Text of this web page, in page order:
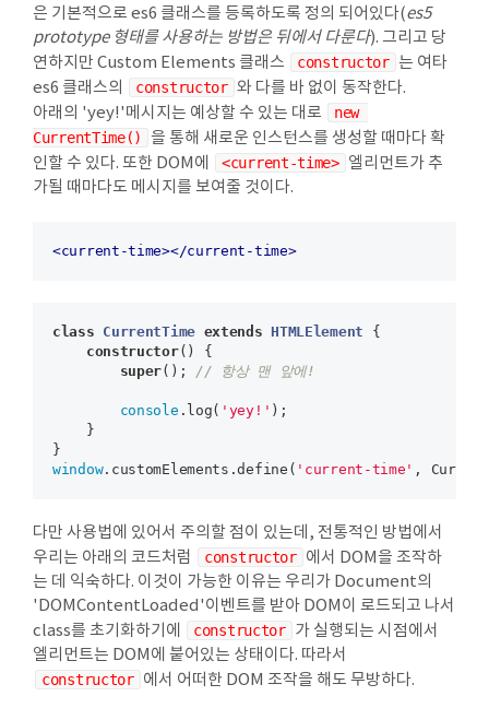
은 기본적으로 es6 클래스를 등록하도록 정의 되어있다(es5
prototype 형태를 사용하는 방법은 뒤에서 다룬다). 그리고 당
연하지만 Custom Elements 클래스
constructor 는 여타
es6 클래스의
constructor 와 다를 바 없이 동작한다.
아래의 'yey!'메시지는 예상할 수 있는 대로
new
CurrentTime()
을 통해 새로운 인스턴스를 생성할 때마다 확
인할 수 있다. 또한 DOM에
<current-time> 엘리먼트가 추
가될 때마다도 메시지를 보여줄 것이다.
<current-time></current-time>
class CurrentTime extends HTMLElement
{
constructor() {
super(); // 항상 맨 앞에!
console .log( 'yey!' );
    }
window.customElements.define( 'current-time'
다만 사용법에 있어서 주의할 점이 있는데, 전통적인 방법에서
우리는 아래의 코드처럼
constructor 에서 DOM을 조작하
는 데 익숙하다. 이것이 가능한 이유는 우리가 Document의
'DOMContentLoaded'이벤트를 받아 DOM이 로드되고 나서
class를 초기화하기에
constructor 가 실행되는 시점에서
엘리먼트는 DOM에 붙어있는 상태이다. 따라서
constructor 에서 어떠한 DOM 조작을 해도 무방하다.